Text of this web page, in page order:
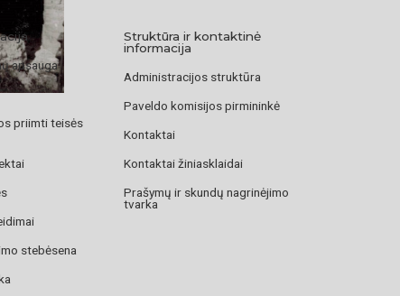
apsauga
priimti teisės
stebėsena
Struktūra ir kontaktinė
informacija
Administracijos struktūra
Paveldo komisijos pirmininkė
Kontaktai
Kontaktai žiniasklaidai
Prašymų ir skundų nagrinėjimo
tvarka